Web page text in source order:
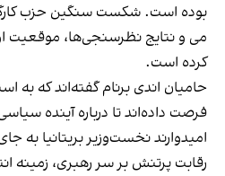
بوده است. شکست سنگین حزب
می و نتایج نظرسنجی‌ها، موقعیت
کرده است.
حامیان اندی برنام گفته‌اند که به
فرصت داده‌اند تا درباره آینده
امیدوارند نخست‌وزیر بریتانیا به
رقابت پرتنش بر سر رهبری، زمینه